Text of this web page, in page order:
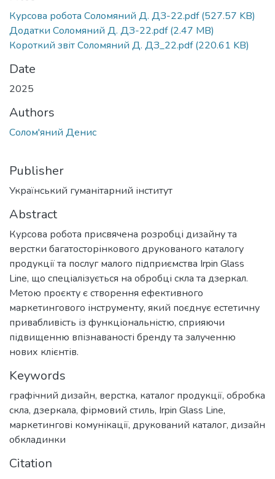
Курсова робота Соломяний Д. ДЗ-22.pdf(527.57 KB)
Додатки Соломяний Д. ДЗ-22.pdf(2.47 MB)
Короткий звіт Соломяний Д. ДЗ_22.pdf(220.61 KB)
Date
2025
Authors
Солом'яний Денис
Publisher
Український гуманітарний інститут
Abstract
Курсова робота присвячена розробці дизайну та
верстки багатосторінкового друкованого каталогу
продукції та послуг малого підприємства Irpin Glass
Line, що спеціалізується на обробці скла та дзеркал.
Метою проєкту є створення ефективного
маркетингового інструменту, який поєднує естетичну
привабливість із функціональністю, сприяючи
підвищенню впізнаваності бренду та залученню
нових клієнтів.
Keywords
графічний дизайн, верстка, каталог продукції, обробка
скла, дзеркала, фірмовий стиль, Irpin Glass Line,
маркетингові комунікації, друкований каталог, дизайн
обкладинки
Citation